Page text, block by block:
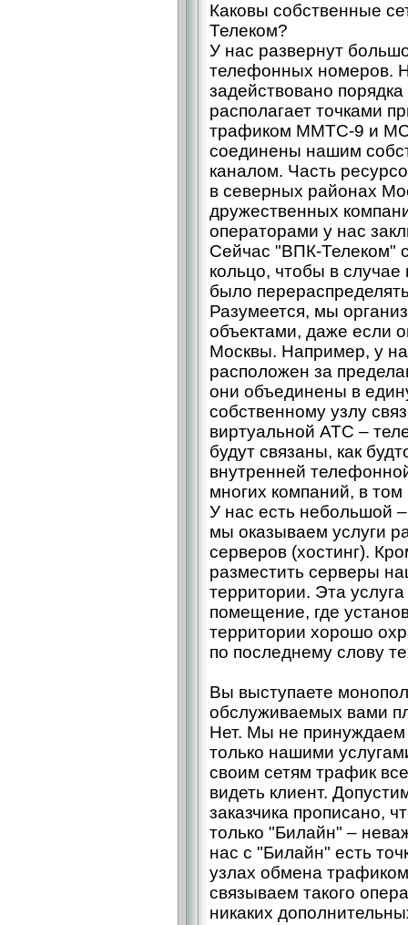
Каковы собственные
Телеком?
У нас развернут
телефонных номеров.
задействовано
располагает точками
трафиком ММТС-9 и
соединены нашим
каналом. Часть
в северных районах
дружественных
операторами у нас
Сейчас "ВПК-Телеком"
кольцо, чтобы в
было
Разумеется, мы
объектами, даже если
Москвы. Например, у
расположен за
они объединены в
собственному узлу
виртуальной АТС –
будут связаны, как
внутренней
многих компаний, в
У нас есть небольшой
мы оказываем услуги
серверов (хостинг).
разместить серверы
территории. Эта
помещение, где
территории хорошо
по последнему слову
Вы выступаете
обслуживаемых вами
Нет. Мы не принуждаем
только нашими
своим сетям трафик
видеть клиент.
заказчика прописано,
только "Билайн" –
нас с "Билайн" есть
узлах обмена
связываем такого
никаких